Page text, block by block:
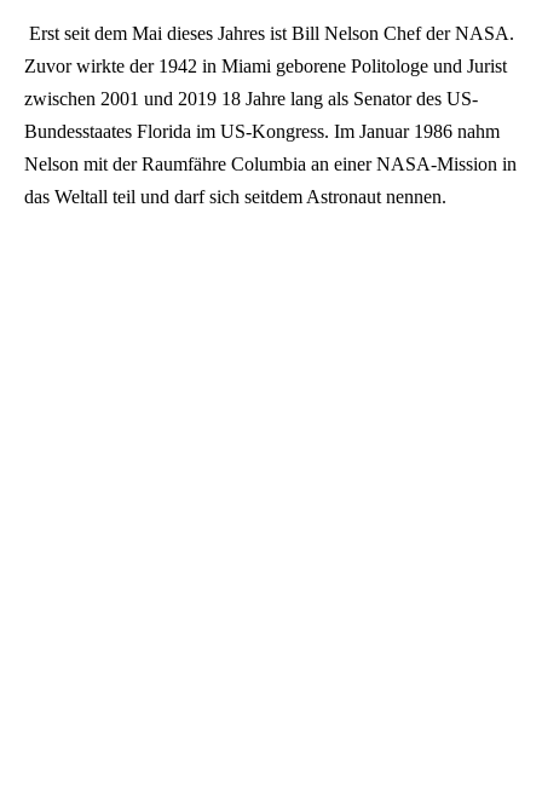
Erst seit dem Mai dieses Jahres ist Bill Nelson Chef der NASA.
Zuvor wirkte der 1942 in Miami geborene Politologe und Jurist
zwischen 2001 und 2019 18 Jahre lang als Senator des US-
Bundesstaates Florida im US-Kongress. Im Januar 1986 nahm
Nelson mit der Raumfähre Columbia an einer NASA-Mission in
das Weltall teil und darf sich seitdem Astronaut nennen.